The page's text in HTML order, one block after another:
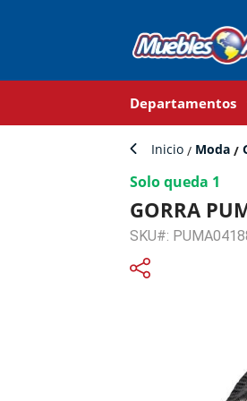
Departamentos
Inicio Moda
Solo queda 1
GORRA
SKU#: